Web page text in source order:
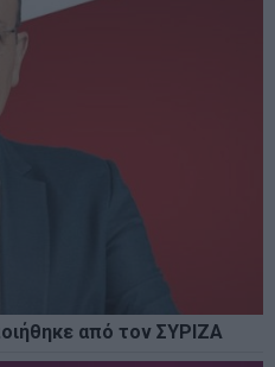
από τον ΣΥΡΙΖΑ